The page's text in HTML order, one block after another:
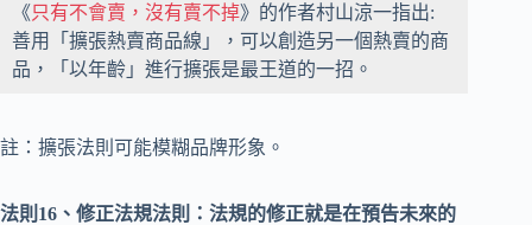
《只有不會賣，沒有賣不掉》的作者村山涼一指出:
善用「擴張熱賣商品線」，可以創造另一個熱賣的商
品，「以年齡」進行擴張是最王道的一招。
註：擴張法則可能模糊品牌形象。
法則16、修正法規法則：法規的修正就是在預告未來的